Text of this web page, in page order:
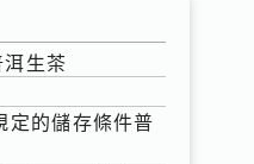
生茶
定的儲存條件普